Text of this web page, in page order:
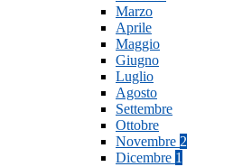
Marzo
Aprile
Maggio
Giugno
Luglio
Agosto
Settembre
Ottobre
Novembre 2
Dicembre 1